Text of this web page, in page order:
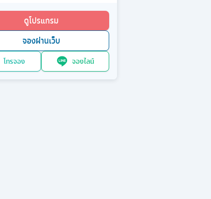
ดูโปรแกรม
จองผ่านเว็บ
โทรจอง จองไลน์